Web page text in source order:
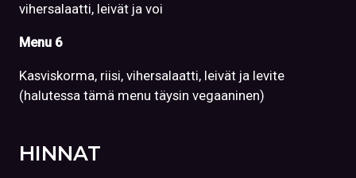
vihersalaatti, leivät ja voi
Menu 6
Kasviskorma, riisi, vihersalaatti, leivät ja levite
(halutessa tämä menu täysin vegaaninen)
HINNAT